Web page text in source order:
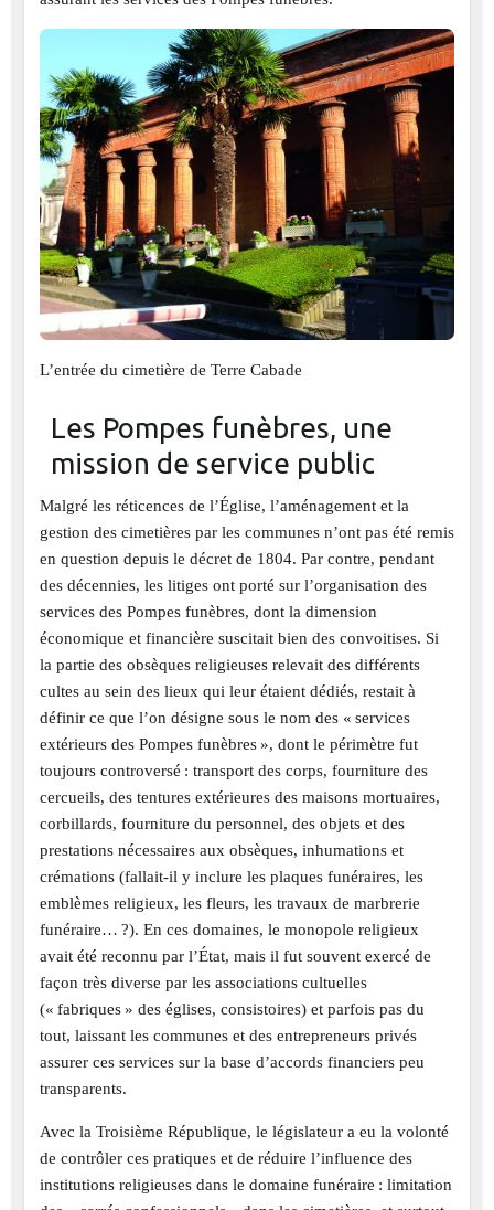
L’entrée du cimetière de Terre Cabade
Les Pompes funèbres, une
mission de service public
Malgré les réticences de l’Église, l’aménagement et la
gestion des cimetières par les communes n’ont pas été remis
en question depuis le décret de 1804. Par contre, pendant
des décennies, les litiges ont porté sur l’organisation des
services des Pompes funèbres, dont la dimension
économique et financière suscitait bien des convoitises. Si
la partie des obsèques religieuses relevait des différents
cultes au sein des lieux qui leur étaient dédiés, restait à
définir ce que l’on désigne sous le nom des « services
extérieurs des Pompes funèbres », dont le périmètre fut
toujours controversé : transport des corps, fourniture des
cercueils, des tentures extérieures des maisons mortuaires,
corbillards, fourniture du personnel, des objets et des
prestations nécessaires aux obsèques, inhumations et
crémations (fallait-il y inclure les plaques funéraires, les
emblèmes religieux, les fleurs, les travaux de marbrerie
funéraire… ?). En ces domaines, le monopole religieux
avait été reconnu par l’État, mais il fut souvent exercé de
façon très diverse par les associations cultuelles
(« fabriques » des églises, consistoires) et parfois pas du
tout, laissant les communes et des entrepreneurs privés
assurer ces services sur la base d’accords financiers peu
transparents.
Avec la Troisième République, le législateur a eu la volonté
de contrôler ces pratiques et de réduire l’influence des
institutions religieuses dans le domaine funéraire : limitation